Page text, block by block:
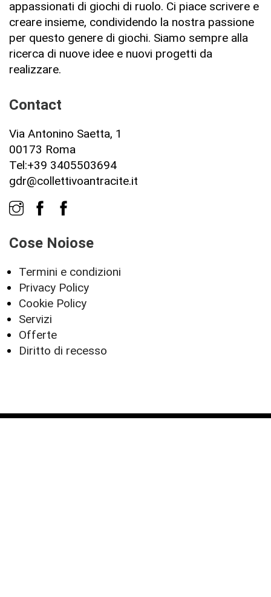
appassionati di giochi di ruolo. Ci piace scrivere e
creare insieme, condividendo la nostra passione
per questo genere di giochi. Siamo sempre alla
ricerca di nuove idee e nuovi progetti da
realizzare.
Contact
Via Antonino Saetta, 1
00173 Roma
Tel:+39 3405503694
gdr@collettivoantracite.it
Cose Noiose
Termini e condizioni
Privacy Policy
Cookie Policy
Servizi
Offerte
Diritto di recesso